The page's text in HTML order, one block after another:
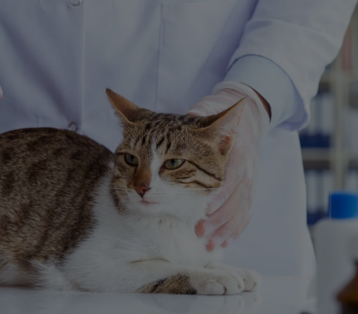
Körperteile aus, können zusätzliche Beschwerden auftreten. Dazu zählen
auftreten, die in schweren Fällen zu einer Lahmheit bei der Katze führen.